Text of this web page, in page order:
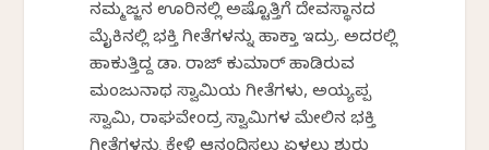
ನಮ್ಮಜ್ಜನ ಊರಿನಲ್ಲಿ ಅಷ್ಟೊತ್ತಿಗೆ ದೇವಸ್ಥಾನದ
ಮೈಕಿನಲ್ಲಿ ಭಕ್ತಿ ಗೀತೆಗಳನ್ನು ಹಾಕ್ತಾ ಇದ್ರು. ಅದರಲ್ಲಿ
ಹಾಕುತ್ತಿದ್ದ ಡಾ. ರಾಜ್ ಕುಮಾರ್ ಹಾಡಿರುವ
ಮಂಜುನಾಥ ಸ್ವಾಮಿಯ ಗೀತೆಗಳು, ಅಯ್ಯಪ್ಪ
ಸ್ವಾಮಿ, ರಾಘವೇಂದ್ರ ಸ್ವಾಮಿಗಳ ಮೇಲಿನ ಭಕ್ತಿ